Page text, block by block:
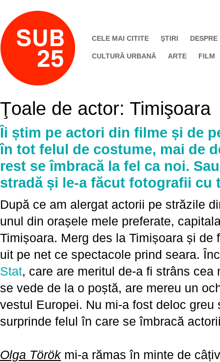
CELE MAI CITITE ŞTIRI DESPRE
CULTURĂ URBANĂ ARTE FILM
Ţoale de actor: Timişoara
Îi știm pe actori din filme și de
în tot felul de costume, mai de
rest se îmbracă la fel ca noi.
stradă și le-a făcut fotografii cu
După ce am alergat actorii pe străzile
unul din orașele mele preferate,
Timișoara. Merg des la Timișoara și
uit pe net ce spectacole prind seara.
Stat, care are meritul de-a fi strâns cea
se vede de la o poștă, are mereu un
vestul Europei. Nu mi-a fost deloc
surprinde felul în care se îmbracă
Olga Törökmi-a rămas în minte de